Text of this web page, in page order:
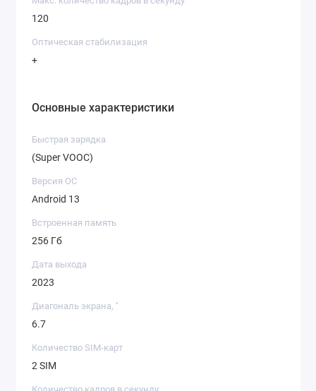
120
Оптическая стабилизация
+
Основные характеристики
Быстрая зарядка
(Super VOOC)
Версия ОС
Android 13
Встроенная память
256 Гб
Дата выхода
2023
Диагональ экрана, ''
6.7
Количество SIM-карт
2 SIM